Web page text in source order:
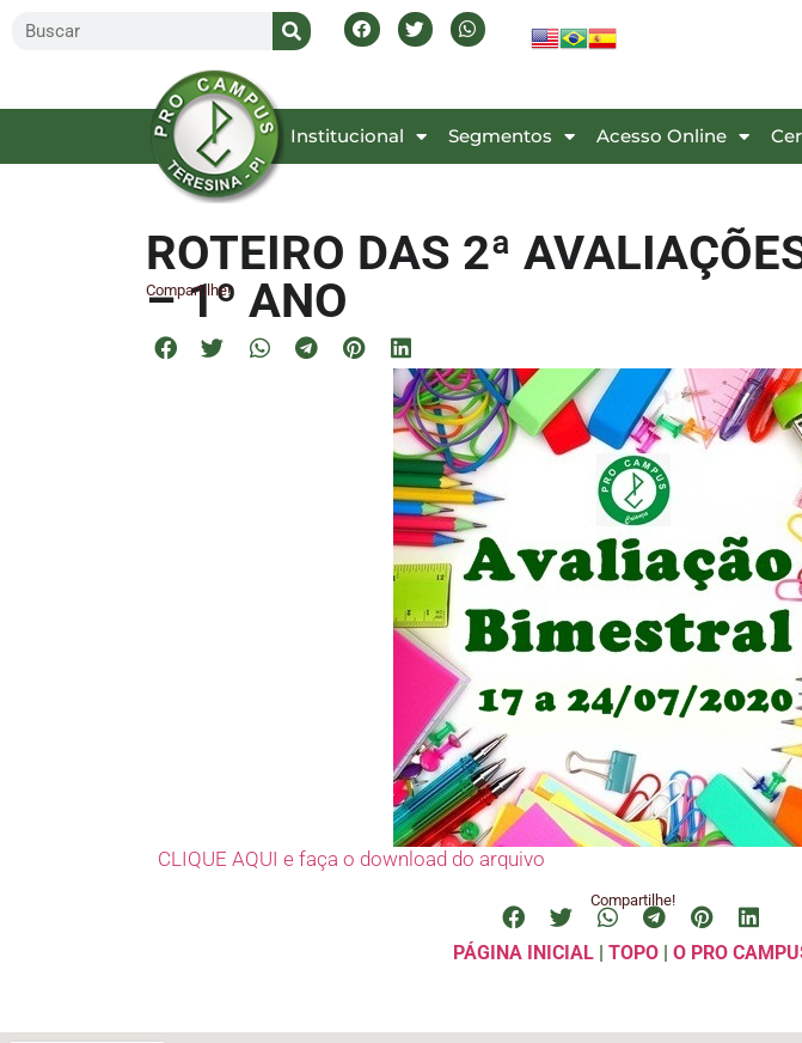
Inicial Institucional Segmentos Acesso Online
ROTEIRO DAS 2ª
– 1º ANO
Compartilhe!
CLIQUE AQUI e faça o download do arquivo
Compartilhe!
PÁGINA INICIAL | TOPO | O PRO